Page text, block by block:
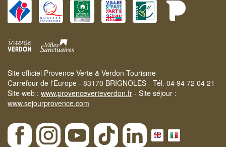
Site officiel Provence Verte & Verdon Tourisme
Carrefour de l'Europe - 83170 BRIGNOLES - Tél. 04 94 72 04 21
Site web : www.provenceverteverdon.fr - Site séjour :
www.sejourprovence.com